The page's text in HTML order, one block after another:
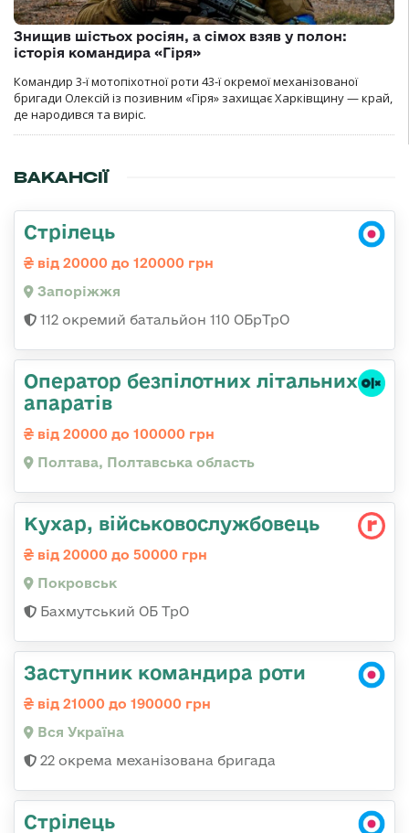
Знищив шістьох росіян, а сімох взяв у полон:
історія командира «Гіря»
Командир 3-ї мотопіхотної роти 43-ї окремої механізованої
бригади Олексій із позивним «Гіря» захищає Харківщину — край,
де народився та виріс.
ВАКАНСІЇ
Стрілець
від 20000 до 120000 грн
Запоріжжя
112 окремий батальйон 110 ОБрТрО
Оператор безпілотних літальних
апаратів
від 20000 до 100000 грн
Полтава, Полтавська область
Кухар, військовослужбовець
від 20000 до 50000 грн
Покровськ
Бахмутський ОБ ТрО
Заступник командира роти
від 21000 до 190000 грн
Вся Україна
22 окрема механізована бригада
Стрілець